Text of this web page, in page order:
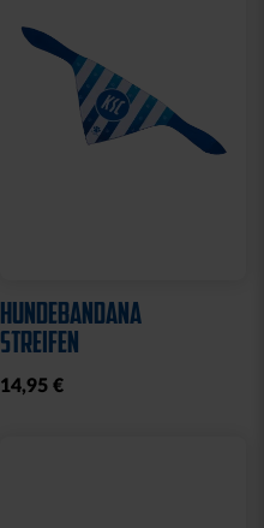
HUNDEBANDANA
STREIFEN
14,95 €